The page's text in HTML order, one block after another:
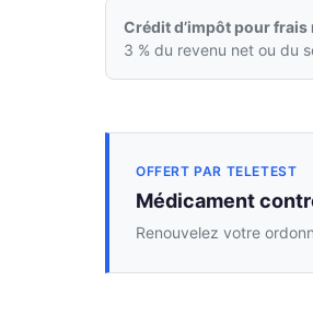
Crédit d’impôt pour frais
3 % du revenu net ou du
OFFERT PAR TELETEST
Médicament
Renouvelez votre